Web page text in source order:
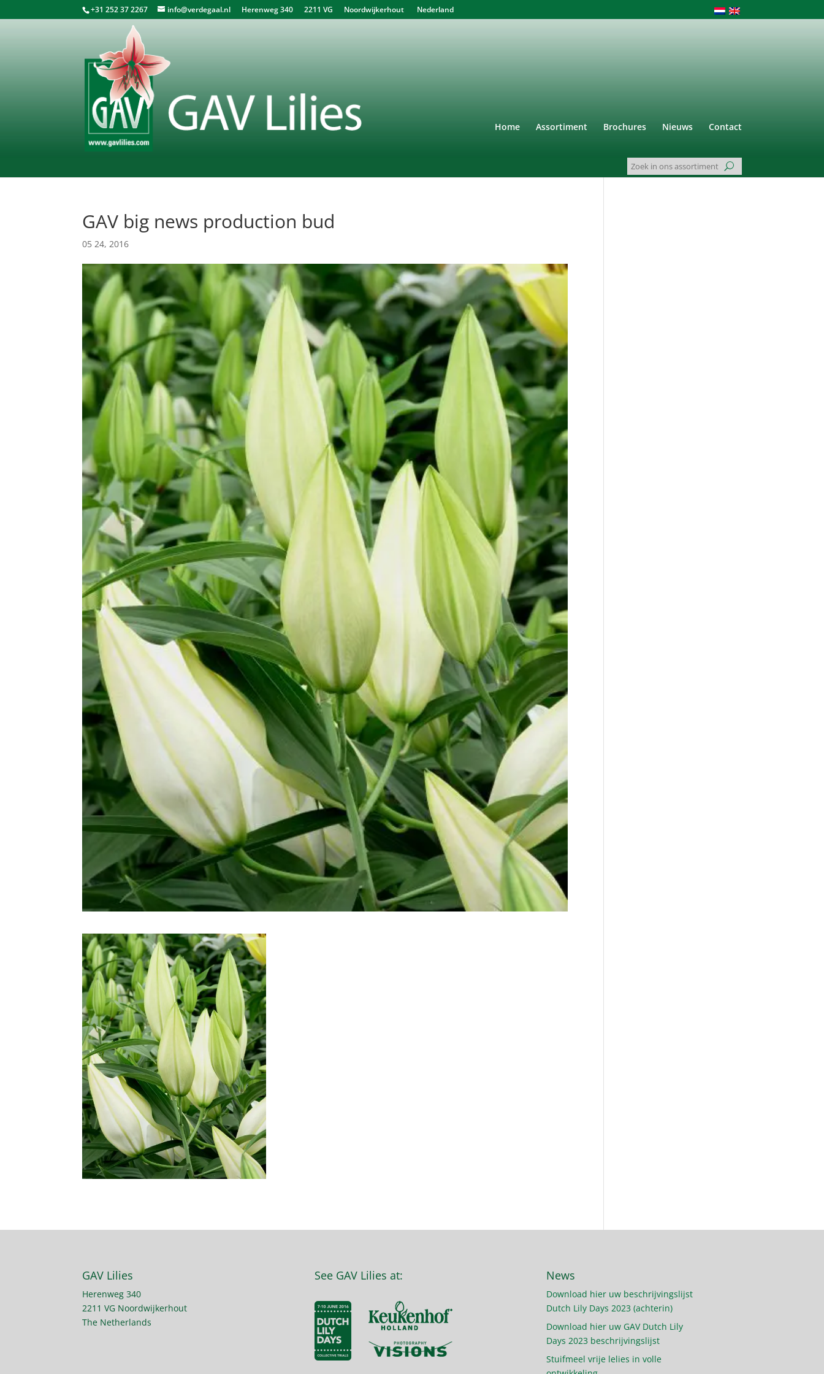
+31 252 37 2267 info@verdegaal.nl Herenweg 340 2211 VG Noordwijkerhout Nederland
Home Assortiment Brochures Nieuws Contact
GAV big news production bud
05 24, 2016
GAV Lilies
Herenweg 340
2211 VG Noordwijkerhout
The Netherlands
See GAV Lilies at: News
Download hier uw beschrijvingslijst
Dutch Lily Days 2023 (achterin)
Download hier uw GAV Dutch Lily
Days 2023 beschrijvingslijst
Stuifmeel vrije lelies in volle